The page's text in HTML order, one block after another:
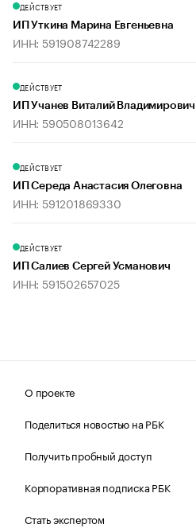
ДЕЙСТВУЕТ
ИП Уткина Марина Евгеньевна
ИНН: 591908742289
ДЕЙСТВУЕТ
ИП Учанев Виталий Владимирович
ИНН: 590508013642
ДЕЙСТВУЕТ
ИП Середа Анастасия Олеговна
ИНН: 591201869330
ДЕЙСТВУЕТ
ИП Салиев Сергей Усманович
ИНН: 591502657025
О проекте
Поделиться новостью на РБК
Получить пробный доступ
Корпоративная подписка РБК
Стать экспертом